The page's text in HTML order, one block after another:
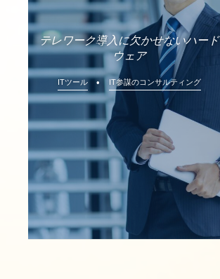
テレワーク導入に欠かせないハード
ウェア
ITツール IT参謀のコンサルティング